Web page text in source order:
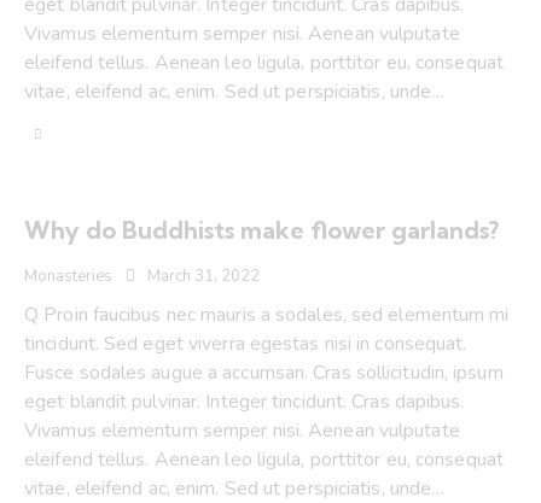
Vivamus elementum semper nisi. Aenean vulputate
eleifend tellus. Aenean leo ligula, porttitor eu, consequat
vitae, eleifend ac, enim. Sed ut perspiciatis, unde…
Why do Buddhists make flower garlands?
Monasteries March 31, 2022
Q Proin faucibus nec mauris a sodales, sed elementum mi
tincidunt. Sed eget viverra egestas nisi in consequat.
Fusce sodales augue a accumsan. Cras sollicitudin, ipsum
eget blandit pulvinar. Integer tincidunt. Cras dapibus.
Vivamus elementum semper nisi. Aenean vulputate
eleifend tellus. Aenean leo ligula, porttitor eu, consequat
vitae, eleifend ac, enim. Sed ut perspiciatis, unde…